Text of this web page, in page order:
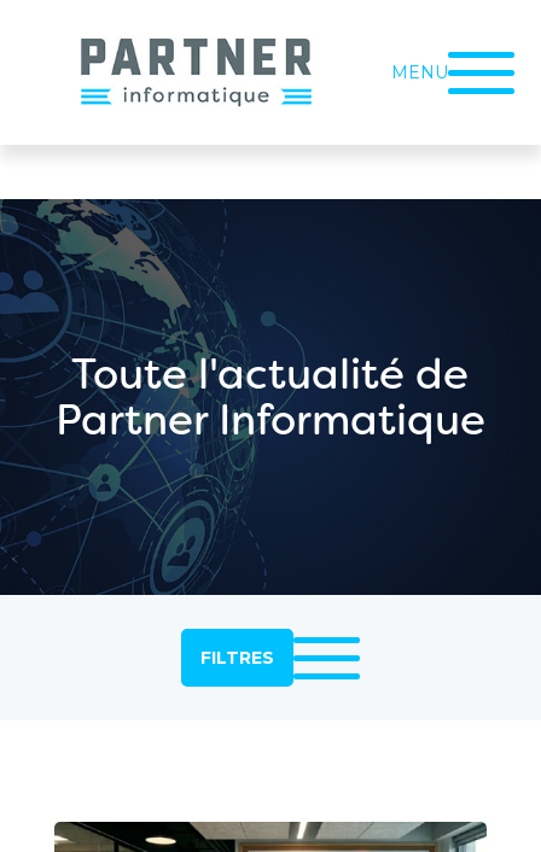
MENU
Toute l'actualité de
Partner Informatique
FILTRES